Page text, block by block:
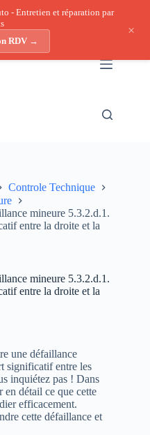
- Entretien et réparation par
RDV →
×
Controle Technique
mineure 5.3.2.d.1.
entre la droite et la
mineure 5.3.2.d.1.
entre la droite et la
une défaillance
significatif entre les
inquiétez pas ! Dans
détail ce que cette
efficacement.
cette défaillance et